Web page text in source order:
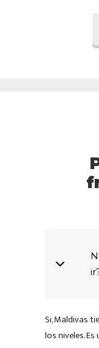
Si, Maldivas
los niveles.